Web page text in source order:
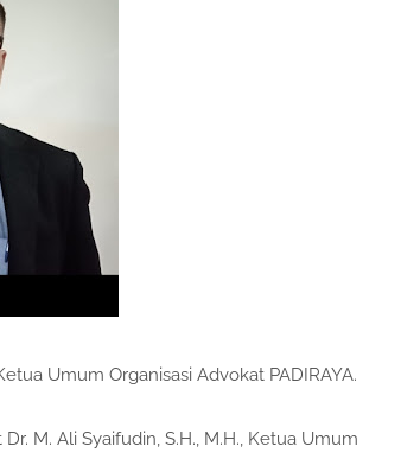
Umum Organisasi Advokat PADIRAYA.
M. Ali Syaifudin, S.H., M.H., Ketua Umum